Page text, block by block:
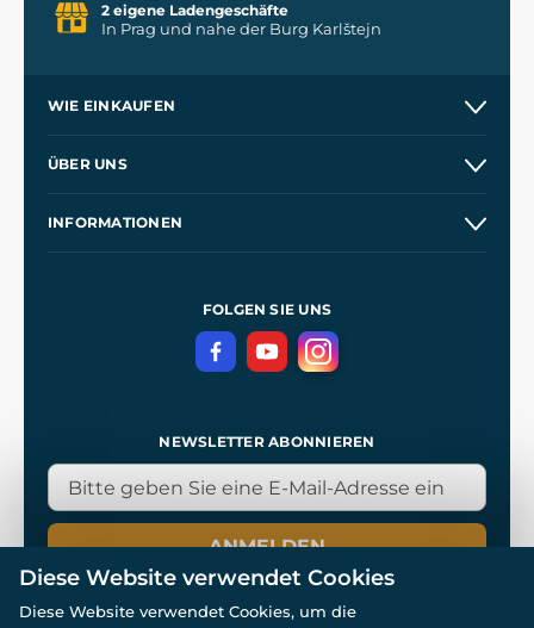
2 eigene Ladengeschäfte
In Prag und nahe der Burg Karlštejn
WIE EINKAUFEN
Kontakt
ÜBER UNS
INFORMATIONEN
DatenschutzerklärungFOLGEN SIE UNS
NEWSLETTER ABONNIEREN
ANMELDEN
Diese Website verwendet Cookies
Diese Website verwendet Cookies, um die